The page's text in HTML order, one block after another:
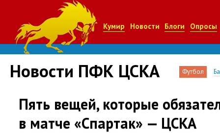
Кумир Новости Блоги Опросы
Новости ПФК ЦСКА Футбол
Пять вещей, которые
в матче «Спартак» — ЦСКА